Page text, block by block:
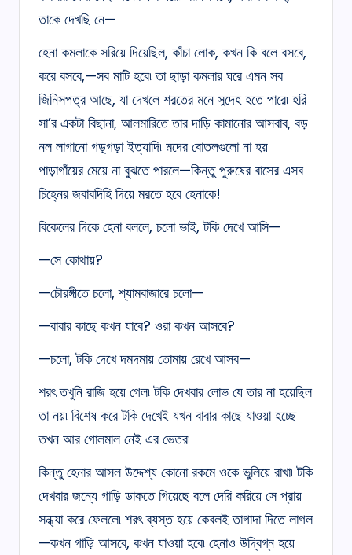
তাকে দেখছি নে—
হেনা কমলাকে সরিয়ে দিয়েছিল, কাঁচা লোক, কখন কি বলে বসবে,
করে বসবে,—সব মাটি হবে৷ তা ছাড়া কমলার ঘরে এমন সব
জিনিসপত্র আছে, যা দেখলে শরতের মনে সন্দেহ হতে পারে৷ হরি
সা’র একটা বিছানা, আলমারিতে তার দাড়ি কামানোর আসবাব, বড়
নল লাগানো গড়্গড়া ইত্যাদি৷ মদের বোতলগুলো না হয়
পাড়াগাঁয়ের মেয়ে না বুঝতে পারলে—কিন্তু পুরুষের বাসের এসব
চিহ্নের জবাবদিহি দিয়ে মরতে হবে হেনাকে!
বিকেলের দিকে হেনা বললে, চলো ভাই, টকি দেখে আসি—
—সে কোথায়?
—চৌরঙ্গীতে চলো, শ্যামবাজারে চলো—
—বাবার কাছে কখন যাবে? ওরা কখন আসবে?
—চলো, টকি দেখে দমদমায় তোমায় রেখে আসব—
শরৎ তখুনি রাজি হয়ে গেল৷ টকি দেখবার লোভ যে তার না হয়েছিল
তা নয়৷ বিশেষ করে টকি দেখেই যখন বাবার কাছে যাওয়া হচ্ছে
তখন আর গোলমাল নেই এর ভেতর৷
কিন্তু হেনার আসল উদ্দেশ্য কোনো রকমে ওকে ভুলিয়ে রাখা৷ টকি
দেখবার জন্যে গাড়ি ডাকতে গিয়েছে বলে দেরি করিয়ে সে প্রায়
সন্ধ্যা করে ফেললে৷ শরৎ ব্যস্ত হয়ে কেবলই তাগাদা দিতে লাগল
—কখন গাড়ি আসবে, কখন যাওয়া হবে৷ হেনাও উদ্বিগ্ন হয়ে